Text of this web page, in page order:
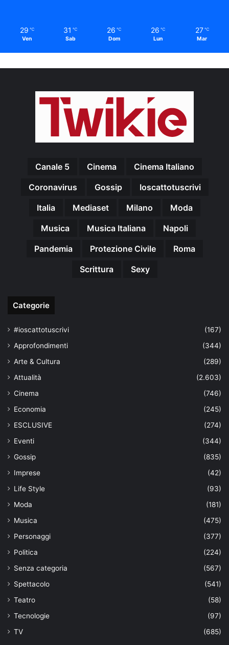
29 ℃
Ven
31 ℃
Sab
26 ℃
Dom
26 ℃
Lun
27 ℃
Mar
Canale 5 Cinema
Cinema Italiano
Coronavirus
Gossip
Ioscattotuscrivi
Italia
Mediaset Milano
Moda
Musica
Musica Italiana
Napoli
Pandemia
Protezione Civile
Roma
Scrittura
Sexy
Categorie
#ioscattotuscrivi
(167)
Approfondimenti
(344)
Arte & Cultura
(289)
Attualità
(2.603)
Cinema
(746)
Economia
(245)
ESCLUSIVE
(274)
Eventi
(344)
Gossip
(835)
Imprese
(42)
Life Style
(93)
Moda
(181)
Musica
(475)
Personaggi
(377)
Politica
(224)
Senza categoria
(567)
Spettacolo
(541)
Teatro
(58)
Tecnologie
(97)
TV
(685)